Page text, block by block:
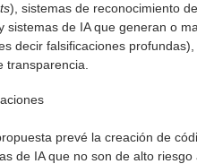
), sistemas de reconocimiento
sistemas de IA que generan o
decir falsificaciones
transparencia.
prevé la creación de
de IA que no son de alto